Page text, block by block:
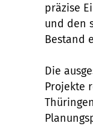
präzise
und den
Bestand
Die
Projekte